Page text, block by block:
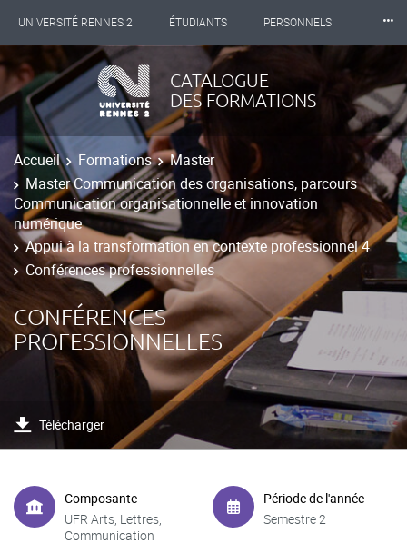
UNIVERSITÉ RENNES 2 ÉTUDIANTS PERSONNELS
INTERNATIONAL PROFESSIONNELS
LES NOUVELLES DE RENNES 2
⸱⸱⸱
CATALOGUE
DES FORMATIONS
Accueil Formations
Master
Master Communication des organisations, parcours
Communication organisationnelle et innovation
numérique
Appui à la transformation en contexte professionnel 4
Conférences professionnelles
CONFÉRENCES
PROFESSIONNELLES
Télécharger
Composante
UFR Arts, Lettres,
Communication
Période de l'année
Semestre 2